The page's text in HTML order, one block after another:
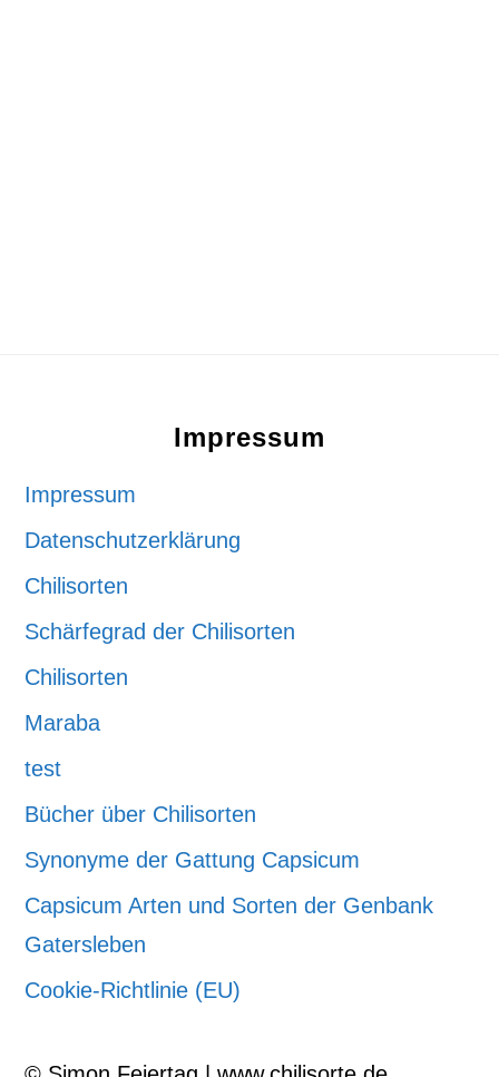
Impressum
Impressum
Datenschutzerklärung
Chilisorten
Schärfegrad der Chilisorten
Chilisorten
Maraba
test
Bücher über Chilisorten
Synonyme der Gattung Capsicum
Capsicum Arten und Sorten der Genbank
Gatersleben
Cookie-Richtlinie (EU)